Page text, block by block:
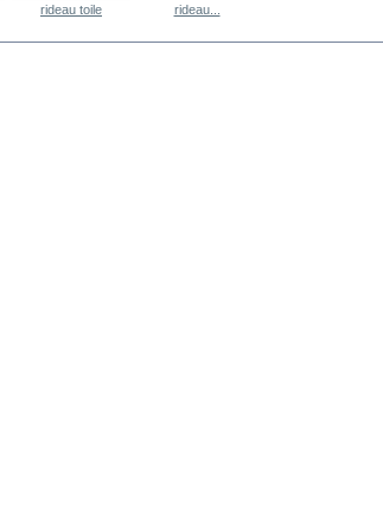
rideau toile rideau...